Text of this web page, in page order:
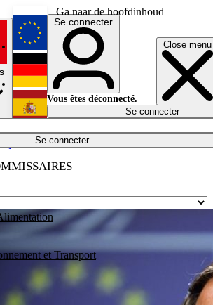
Ga naar de hoofdinhoud
Close menu
Se connecter
et Transport
Économie
English
Deutsch
Español
Se connecter
Vous êtes déconnecté.
Se connecter